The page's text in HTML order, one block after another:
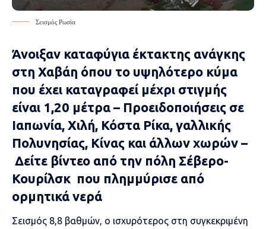
Σεισμός Ρωσία
Άνοιξαν καταφύγια έκτακτης ανάγκης
στη Χαβάη όπου το υψηλότερο κύμα
που έχει καταγραφεί μέχρι στιγμής
είναι 1,20 μέτρα – Προειδοποιήσεις σε
Ιαπωνία, Χιλή, Κόστα Ρίκα, γαλλικής
Πολυνησίας, Κίνας και άλλων χωρών –
Δείτε βίντεο από την πόλη Σέβερο-
Κουρίλσκ που πλημμύρισε από
ορμητικά νερά
Σεισμός 8,8 βαθμών, ο ισχυρότερος στη συγκεκριμένη